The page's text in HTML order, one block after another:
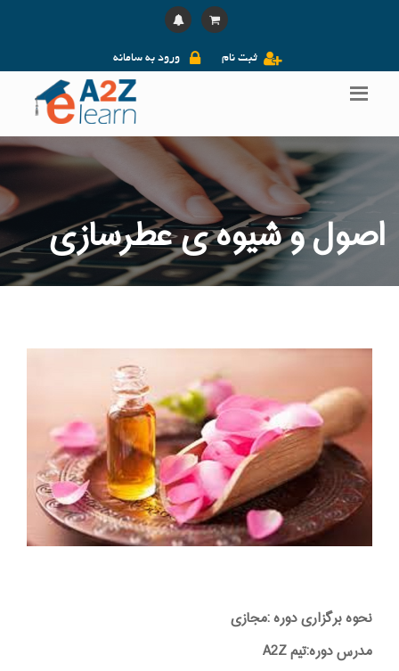
ورود به سامانه ثبت نام
اصول و شیوه ی عطرسازی
نحوه برگزاری دوره :مجازی
مدرس دوره:تیم A2Z